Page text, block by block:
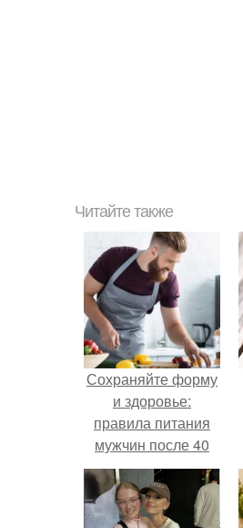
Читайте также
Сохраняйте форму
и здоровье:
правила питания
мужчин после 40
лет